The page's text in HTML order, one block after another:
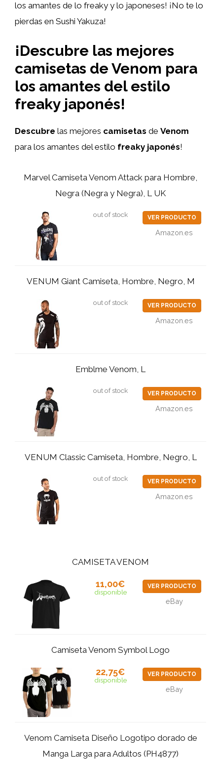
los amantes de lo freaky y lo japoneses! ¡No te lo
pierdas en Sushi Yakuza!
¡Descubre las mejores
camisetas de Venom para
los amantes del estilo
freaky japonés!
Descubre las mejores camisetas de Venom
para los amantes del estilo freaky japonés!
Marvel Camiseta Venom Attack para Hombre,
Negra (Negra y Negra), L UK
out of stock VER PRODUCTO
Amazon.es
VENUM Giant Camiseta, Hombre, Negro, M
out of stock VER PRODUCTO
Amazon.es
Emblme Venom, L
out of stock VER PRODUCTO
Amazon.es
VENUM Classic Camiseta, Hombre, Negro, L
out of stock VER PRODUCTO
Amazon.es
CAMISETA VENOM
11,00€
disponible
VER PRODUCTO
eBay
Camiseta Venom Symbol Logo
22,75€
disponible
VER PRODUCTO
eBay
Venom Camiseta Diseño Logotipo dorado de
Manga Larga para Adultos (PH4877)